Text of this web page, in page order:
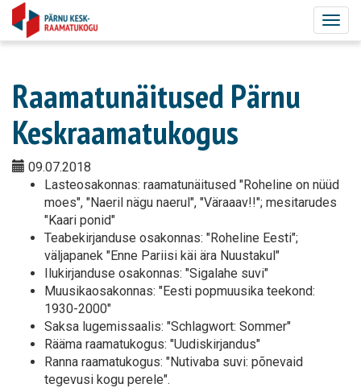
Raamatunäitused Pärnu
Keskraamatukogus
09.07.2018
Lasteosakonnas: raamatunäitused "Roheline on nüüd
moes", "Naeril nägu naerul", "Väraaav!!"; mesitarudes
"Kaari ponid"
Teabekirjanduse osakonnas: "Roheline Eesti";
väljapanek "Enne Pariisi käi ära Nuustakul"
Ilukirjanduse osakonnas: "Sigalahe suvi"
Muusikaosakonnas: "Eesti popmuusika teekond:
1930-2000"
Saksa lugemissaalis: "Schlagwort: Sommer"
Rääma raamatukogus: "Uudiskirjandus"
Ranna raamatukogus: "Nutivaba suvi: põnevaid
tegevusi kogu perele".